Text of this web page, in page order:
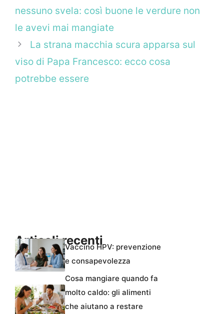
nessuno svela: così buone le verdure non
le avevi mai mangiate
La strana macchia scura apparsa sul
viso di Papa Francesco: ecco cosa
potrebbe essere
Articoli recentiVaccino HPV: prevenzione
e consapevolezza
Cosa mangiare quando fa
molto caldo: gli alimenti
che aiutano a restare